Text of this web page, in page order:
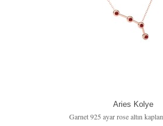
Aries Kolye